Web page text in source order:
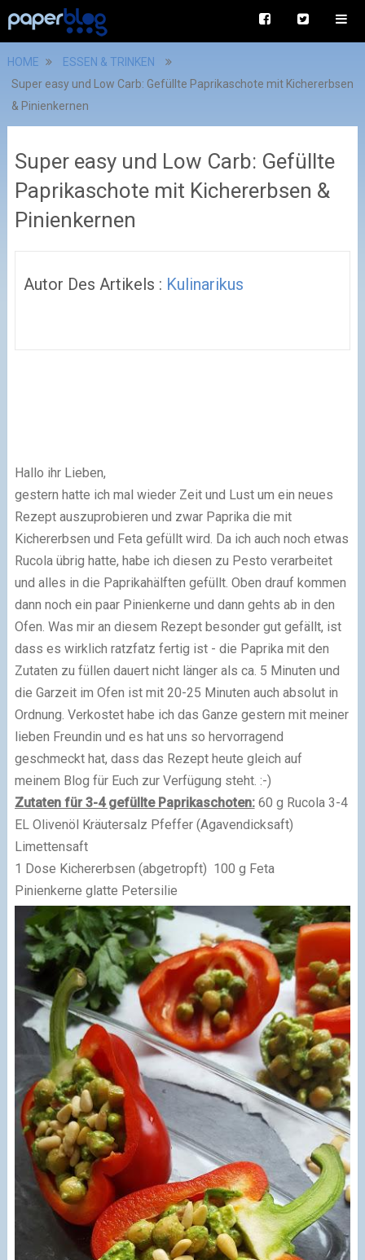
HOME
ESSEN & TRINKEN
Super easy und Low Carb: Gefüllte Paprikaschote mit Kichererbsen
& Pinienkernen
Super easy und Low Carb: Gefüllte
Paprikaschote mit Kichererbsen &
Pinienkernen
Autor Des Artikels : Kulinarikus
Hallo ihr Lieben,
gestern hatte ich mal wieder Zeit und Lust um ein neues
Rezept auszuprobieren und zwar Paprika die mit
Kichererbsen und Feta gefüllt wird. Da ich auch noch etwas
Rucola übrig hatte, habe ich diesen zu Pesto verarbeitet
und alles in die Paprikahälften gefüllt. Oben drauf kommen
dann noch ein paar Pinienkerne und dann gehts ab in den
Ofen. Was mir an diesem Rezept besonder gut gefällt, ist
dass es wirklich ratzfatz fertig ist - die Paprika mit den
Zutaten zu füllen dauert nicht länger als ca. 5 Minuten und
die Garzeit im Ofen ist mit 20-25 Minuten auch absolut in
Ordnung. Verkostet habe ich das Ganze gestern mit meiner
lieben Freundin und es hat uns so hervorragend
geschmeckt hat, dass das Rezept heute gleich auf
meinem Blog für Euch zur Verfügung steht. :-)
Zutaten für 3-4 gefüllte Paprikaschoten:60 g Rucola 3-4
EL Olivenöl Kräutersalz Pfeffer (Agavendicksaft)
Limettensaft
1 Dose Kichererbsen (abgetropft) 100 g Feta
Pinienkerne glatte Petersilie